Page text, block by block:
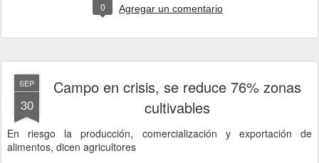
0 Agregar un comentario
SEP
30
Campo en crisis, se reduce 76% zonas
cultivables
En riesgo la producción, comercialización y exportación de
alimentos, dicen agricultores